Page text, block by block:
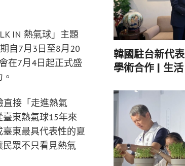
IN 熱氣球」主題
自7月3日至8月20
在7月4日起正式盛
直接「走進熱氣
東熱氣球15年來
東最具代表性的夏
眾不只看見熱氣
韓國駐台新代
學術合作 | 生